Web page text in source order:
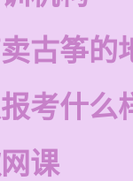
古筝的
考什么
课